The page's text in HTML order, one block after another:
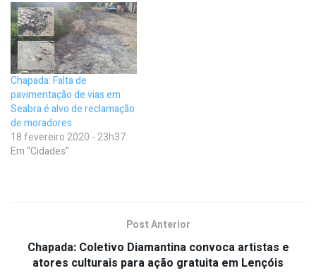
Chapada: Falta de
pavimentação de vias em
Seabra é alvo de reclamação
de moradores
18 fevereiro 2020 - 23h37
Em "Cidades"
Post Anterior
Chapada: Coletivo Diamantina convoca artistas e
atores culturais para ação gratuita em Lençóis